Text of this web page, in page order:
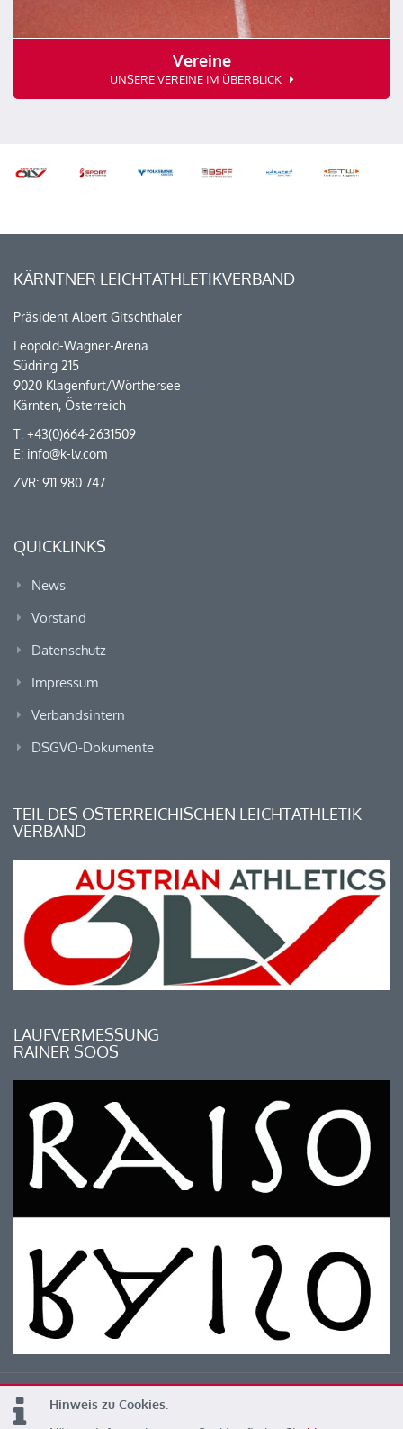
Hinweis zu Cookies.
Vereine
UNSERE VEREINE IM ÜBERBLICK
KÄRNTNER LEICHTATHLETIKVERBAND
Präsident Albert Gitschthaler
Leopold-Wagner-Arena
Südring 215
9020 Klagenfurt/Wörthersee
Kärnten, Österreich
T: +43(0)664-2631509
E: info@k-lv.com
ZVR: 911 980 747
QUICKLINKS
News
Vorstand
Datenschutz
Impressum
Verbandsintern
DSGVO-Dokumente
TEIL DES ÖSTERREICHISCHEN LEICHTATHLETIK-
VERBAND
LAUFVERMESSUNG
RAINER SOOS
© 2026 Kärntner Leichtathletik Verband